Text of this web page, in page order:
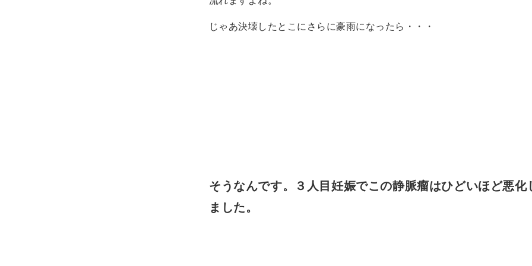
じゃあ決壊したとこにさらに豪雨になったら・・・
そうなんです。３人目妊娠でこの静脈瘤はひどいほど悪化
ました。